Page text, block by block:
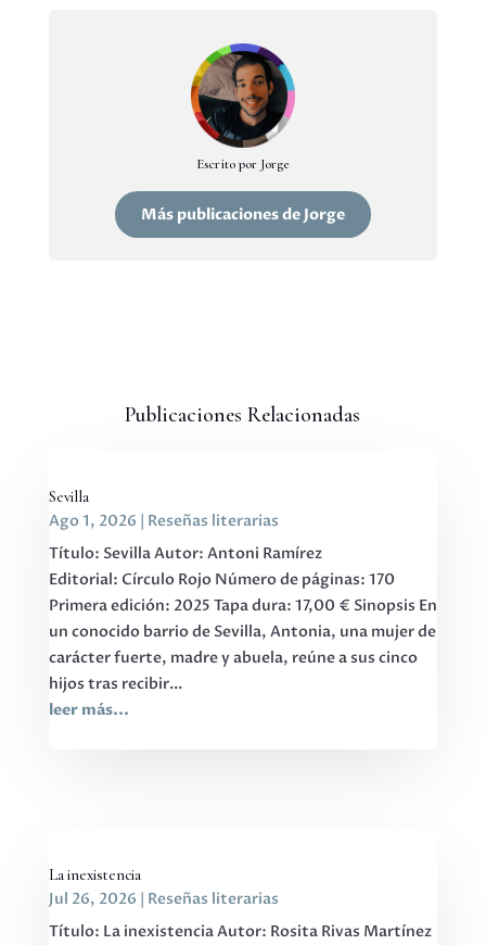
Escrito por Jorge
Más publicaciones de Jorge
Publicaciones Relacionadas
Sevilla
Ago 1, 2026
Reseñas literarias
Título: Sevilla Autor: Antoni Ramírez
Editorial: Círculo Rojo Número de páginas: 170
Primera edición: 2025 Tapa dura: 17,00 € Sinopsis En
un conocido barrio de Sevilla, Antonia, una mujer de
carácter fuerte, madre y abuela, reúne a sus cinco
hijos tras recibir...
leer más...
La inexistencia
Jul 26, 2026
Reseñas literarias
Título: La inexistencia Autor: Rosita Rivas Martínez